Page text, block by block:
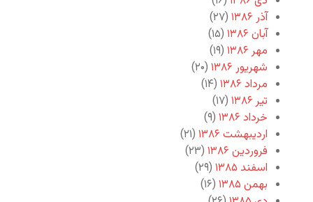
آذر ۱۳۸۶
(۲۷)
آبان ۱۳۸۶
(۱۵)
مهر ۱۳۸۶
(۱۹)
شهریور ۱۳۸۶
(۲۰)
مرداد ۱۳۸۶
(۱۴)
تیر ۱۳۸۶
(۱۷)
خرداد ۱۳۸۶
(۹)
اردیبهشت ۱۳۸۶
(۲۱)
فروردین ۱۳۸۶
(۲۳)
اسفند ۱۳۸۵
(۲۹)
بهمن ۱۳۸۵
(۱۶)